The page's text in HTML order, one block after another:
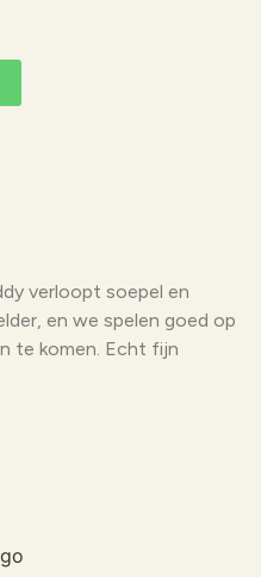
verloopt soepel en
en we spelen goed op
te komen. Echt fijn